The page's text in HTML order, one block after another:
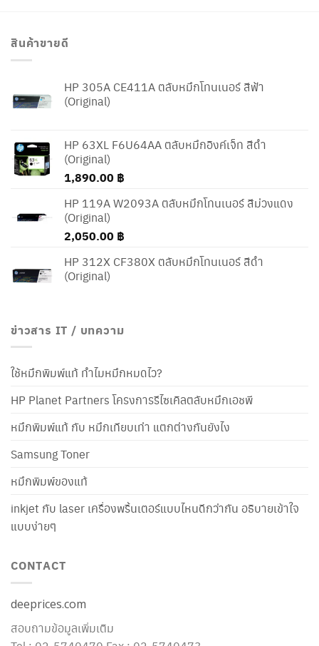
สินค้าขายดี
HP 305A CE411A ตลับหมึกโทนเนอร์ สีฟ้า
(Original)
HP 63XL F6U64AA ตลับหมึกอิงค์เจ็ท สีดำ
(Original)
1,890.00 ฿
HP 119A W2093A ตลับหมึกโทนเนอร์ สีม่วงแดง
(Original)
2,050.00 ฿
HP 312X CF380X ตลับหมึกโทนเนอร์ สีดำ
(Original)
ข่าวสาร IT / บทความ
ใช้หมึกพิมพ์แท้ ทำไมหมึกหมดไว?
HP Planet Partners โครงการรีไซเคิลตลับหมึกเอชพี
หมึกพิมพ์แท้ กับ หมึกเทียบเท่า แตกต่างกันยังไง
Samsung Toner
หมึกพิมพ์ของแท้
inkjet กับ laser เครื่องพริ้นเตอร์แบบไหนดีกว่ากัน อธิบายเข้าใจ
แบบง่ายๆ
CONTACT
deeprices.com
สอบถามข้อมูลเพิ่มเติม